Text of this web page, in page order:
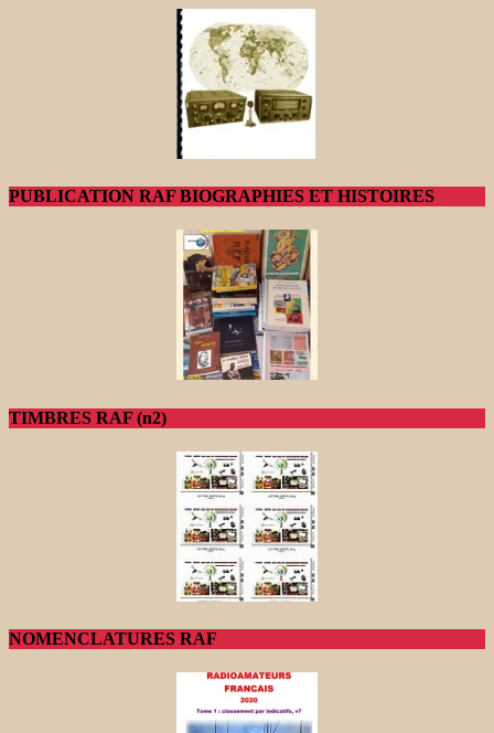
PUBLICATION RAF BIOGRAPHIES ET HISTOIRES
TIMBRES RAF (n2)
NOMENCLATURES RAF